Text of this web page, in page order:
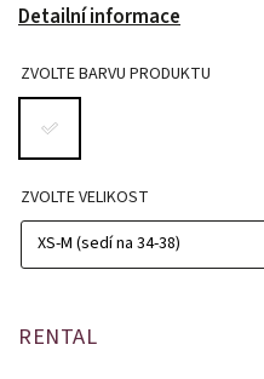
Detailní informace
ZVOLTE BARVU PRODUKTU
ZVOLTE VELIKOST
RENTAL